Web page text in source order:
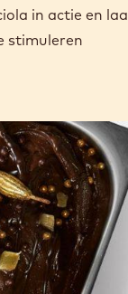
in actie en
stimuleren